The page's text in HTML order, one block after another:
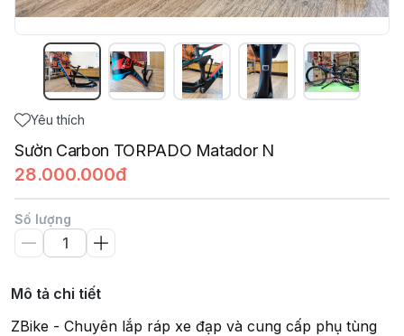
Yêu thích
Sườn Carbon TORPADO Matador N
28.000.000đ
Số lượng
Mô tả chi tiết
ZBike - Chuyên lắp ráp xe đạp và cung cấp phụ tùng